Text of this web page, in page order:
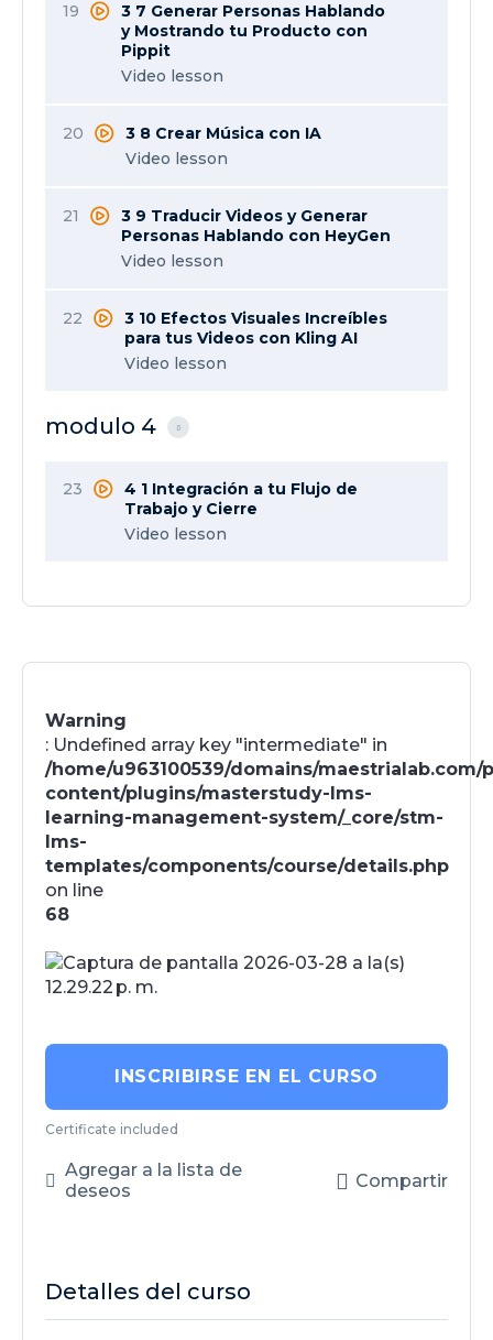
19
3 7 Generar Personas Hablando
y Mostrando tu Producto con
Pippit
Video lesson
20
3 8 Crear Música con IA
Video lesson
21
3 9 Traducir Videos y Generar
Personas Hablando con HeyGen
Video lesson
22
3 10 Efectos Visuales Increíbles
para tus Videos con Kling AI
Video lesson
modulo 4
23
4 1 Integración a tu Flujo de
Trabajo y Cierre
Video lesson
INSCRIBIRSE EN EL CURSO
Certificate included
Agregar a la lista de
deseos
Compartir
Warning
: Undefined array key "intermediate" in
/home/u963100539/domains/
content/plugins/masterstudy-lms-
learning-management-system/_core/stm-
lms-
templates/components/course/details.php
on line
68
Detalles del curso